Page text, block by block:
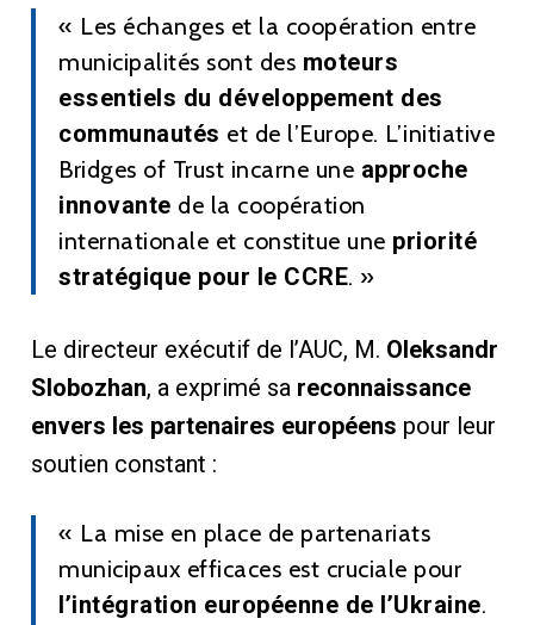
« Les échanges et la coopération entre
municipalités sont des moteurs
essentiels du développement des
communautés et de l’Europe. L’initiative
Bridges of Trust incarne une approche
innovante de la coopération
internationale et constitue une priorité
stratégique pour le CCRE. »
Le directeur exécutif de l’AUC, M. Oleksandr
Slobozhan, a exprimé sa reconnaissance
envers les partenaires européens pour leur
soutien constant :
« La mise en place de partenariats
municipaux efficaces est cruciale pour
l’intégration européenne de l’Ukraine.